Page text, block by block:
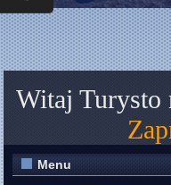
Witaj Turysto
Menu